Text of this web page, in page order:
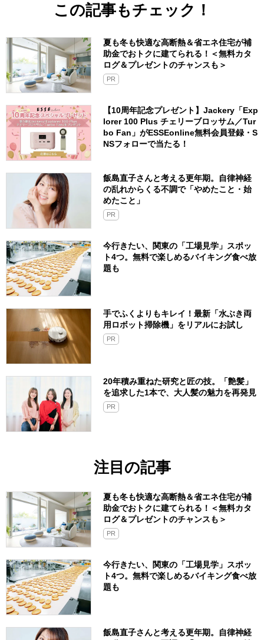
この記事もチェック！
夏も冬も快適な高断熱＆省エネ住宅が補
助金でおトクに建てられる！＜無料カタ
ログ＆プレゼントのチャンスも＞
PR
【10周年記念プレゼント】Jackery「Exp
lorer 100 Plus チェリーブロッサム／Tur
bo Fan」がESSEonline無料会員登録・S
NSフォローで当たる！
飯島直子さんと考える更年期。自律神経
の乱れからくる不調で「やめたこと・始
めたこと」
PR
今行きたい、関東の「工場見学」スポッ
ト4つ。無料で楽しめるバイキング食べ放
題も
手でふくよりもキレイ！最新「水ぶき両
用ロボット掃除機」をリアルにお試し
PR
20年積み重ねた研究と匠の技。「艶髪」
を追求した1本で、大人髪の魅力を再発見
PR
注目の記事
夏も冬も快適な高断熱＆省エネ住宅が補
助金でおトクに建てられる！＜無料カタ
ログ＆プレゼントのチャンスも＞
PR
今行きたい、関東の「工場見学」スポッ
ト4つ。無料で楽しめるバイキング食べ放
題も
飯島直子さんと考える更年期。自律神経